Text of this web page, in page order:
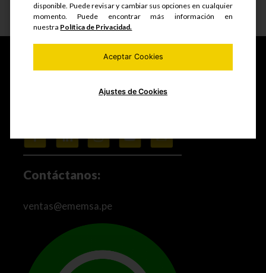
Ver detalle
Fabricamos y comercializamos productos seriados,
estructuras metálicas, realizamos mantenimiento de
Contáctanos:
ventas@ememsa.pe
disponible. Puede revisar y cambiar sus opciones en cualquier
momento. Puede encontrar más información en
nuestra Política de Privacidad.
Aceptar Cookies
Ajustes de Cookies